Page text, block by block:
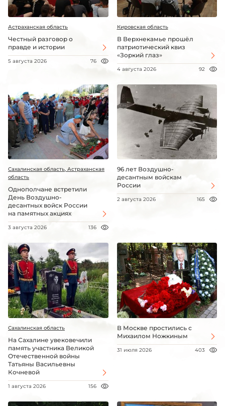
Астраханская область
Честный разговор о
правде и истории
5 августа 2026 76
Кировская область
В Верхнекамье прошёл
патриотический квиз
«Зоркий глаз»
4 августа 2026 92
Сахалинская область, Астраханская
область
Однополчане встретили
День Воздушно-
десантных войск России
на памятных акциях
3 августа 2026 136
96 лет Воздушно-
десантным войскам
России
2 августа 2026 165
Сахалинская область
На Сахалине увековечили
память участника Великой
Отечественной войны
Татьяны Васильевны
Кочневой
1 августа 2026 156
В Москве простились с
Михаилом Ножкиным
31 июля 2026 403